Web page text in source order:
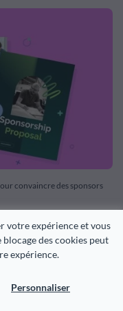
votre expérience et vous
des cookies peut
expérience.
Personnaliser
convaincre des sponsors